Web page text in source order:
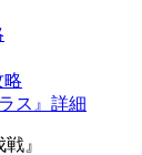
略
ス』詳細
』